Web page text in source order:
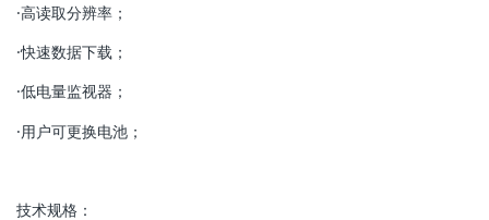
·高读取分辨率；
·快速数据下载；
·低电量监视器；
·用户可更换电池；
技术规格：